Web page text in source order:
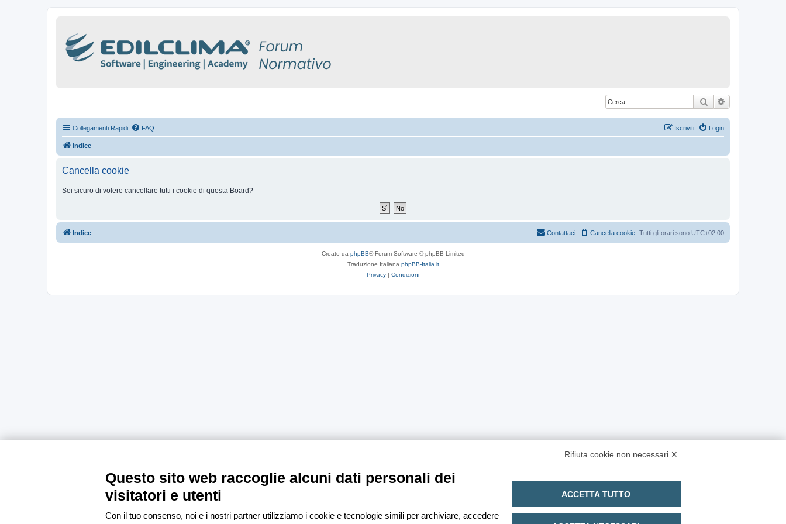
Cerca
Collegamenti Rapidi FAQ Login
Iscriviti
Indice
Cancella cookie
Sei sicuro di volere cancellare tutti i cookie di questa Board?
Indice Tutti gli orari sono UTC+02:00
Cancella cookie
Contattaci
Creato da phpBB® Forum Software © phpBB Limited
Traduzione Italiana phpBB-Italia.it
Privacy | Condizioni
Rifiuta cookie non necessari ✕
Questo sito web raccoglie alcuni dati personali dei
visitatori e utenti
Con il tuo consenso, noi e i nostri partner utilizziamo i cookie e tecnologie simili per archiviare, accedere
ACCETTA TUTTO